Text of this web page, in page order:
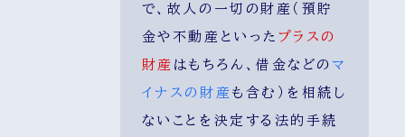
で、故人の一切の財産（預貯
金や不動産といった プラスの
財産 はもちろん、借金などの マ
イナスの財産 も含む）を相続し
ないことを決定する法的手続